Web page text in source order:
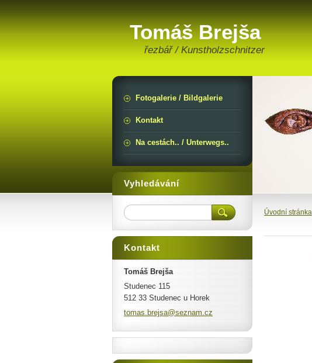
Tomáš Brejša
řezbář / Kunstholzschnitzer
Úvodní stránka
Fotogalerie / Bildgalerie
Kontakt
Na cestách.. / Unterwegs..
Vyhledávání
Kontakt
Tomáš Brejša
Studenec 115
512 33 Studenec u Horek
tomas.brejsa@seznam.cz